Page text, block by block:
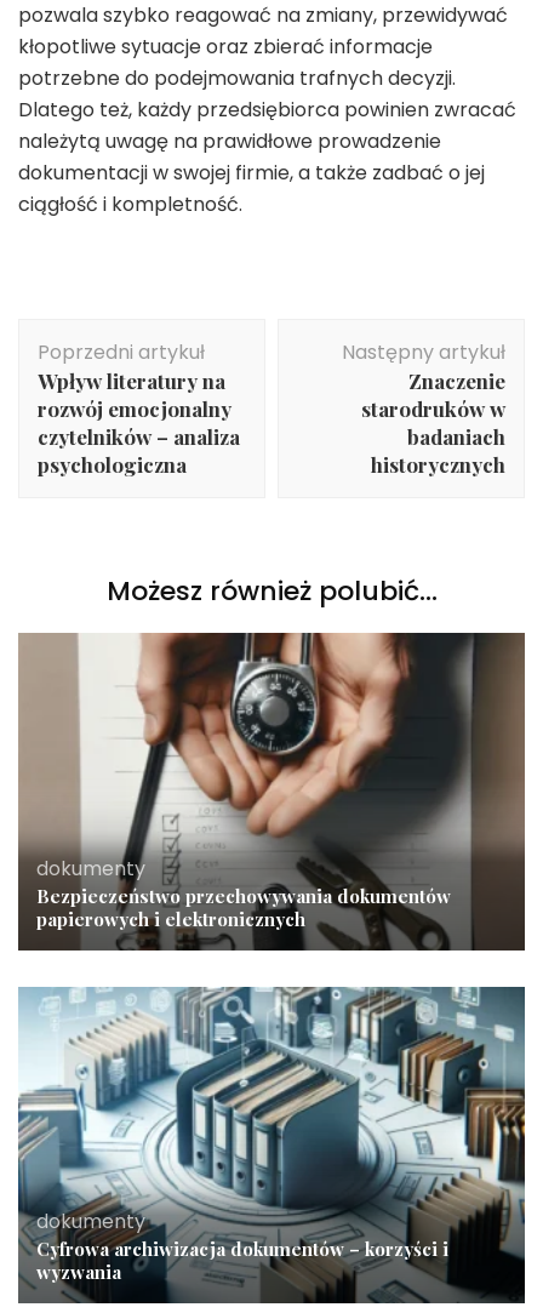
pozwala szybko reagować na zmiany, przewidywać
kłopotliwe sytuacje oraz zbierać informacje
potrzebne do podejmowania trafnych decyzji.
Dlatego też, każdy przedsiębiorca powinien zwracać
należytą uwagę na prawidłowe prowadzenie
dokumentacji w swojej firmie, a także zadbać o jej
ciągłość i kompletność.
wpisu
Poprzedni artykuł
Wpływ literatury na
rozwój emocjonalny
czytelników – analiza
psychologiczna
Następny artykuł
Znaczenie
starodruków w
badaniach
historycznych
Możesz również polubić…
dokumenty
Bezpieczeństwo przechowywania dokumentów
papierowych i elektronicznych
dokumenty
Cyfrowa archiwizacja dokumentów – korzyści i
wyzwania